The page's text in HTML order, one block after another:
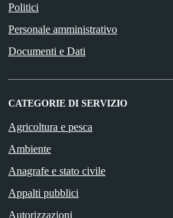
Politici
Personale amministrativo
Documenti e Dati
CATEGORIE DI SERVIZIO
Agricoltura e pesca
Ambiente
Anagrafe e stato civile
Appalti pubblici
Autorizzazioni